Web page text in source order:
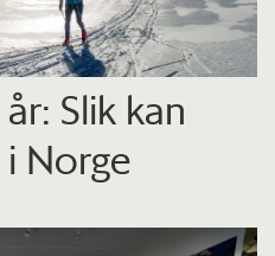
Slik kan
Norge